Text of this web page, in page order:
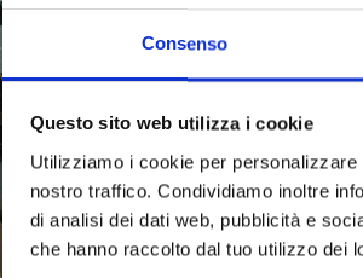
Consenso
Questo sito web utilizza i cookie
Utilizziamo i cookie per
nostro traffico. Condividiamo inoltre
di analisi dei dati web, pubblicità e
che hanno raccolto dal tuo utilizzo dei